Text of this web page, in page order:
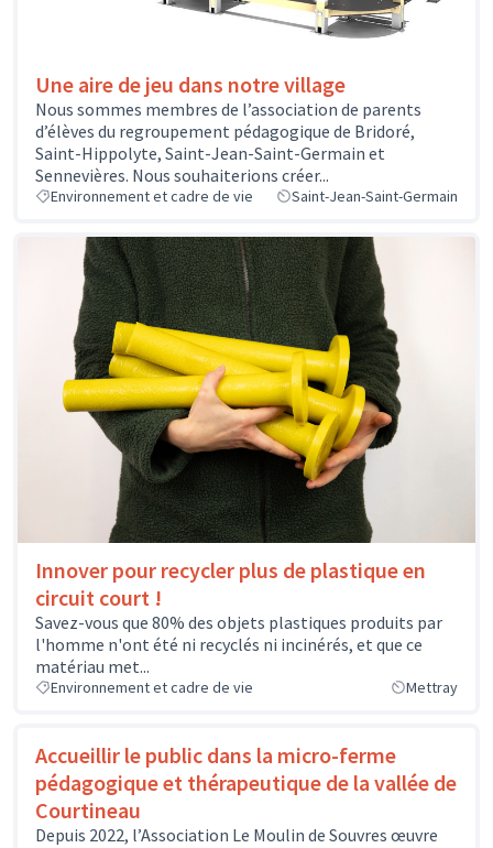
Une aire de jeu dans notre village
Nous sommes membres de l’association de parents
d’élèves du regroupement pédagogique de Bridoré,
Saint-Hippolyte, Saint-Jean-Saint-Germain et
Sennevières. Nous souhaiterions créer...
Environnement et cadre de vie Saint-Jean-Saint-Germain
Innover pour recycler plus de plastique en
circuit court !
Savez-vous que 80% des objets plastiques produits par
l'homme n'ont été ni recyclés ni incinérés, et que ce
matériau met...
Environnement et cadre de vie Mettray
Accueillir le public dans la micro-ferme
pédagogique et thérapeutique de la vallée de
Courtineau
Depuis 2022, l’Association Le Moulin de Souvres œuvre